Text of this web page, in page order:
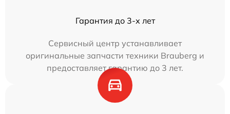
Гарантия до 3-х лет
Сервисный центр устанавливает
оригинальные запчасти техники Brauberg и
предоставляет гарантию до 3 лет.